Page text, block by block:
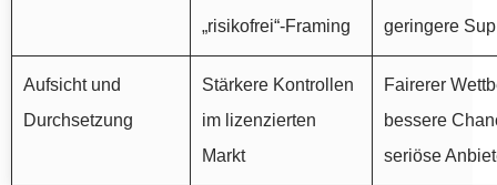
„risikofrei“-Framing geringere
Aufsicht und
Durchsetzung
Stärkere Kontrollen
im lizenzierten
Markt
Fairerer
bessere
seriöse